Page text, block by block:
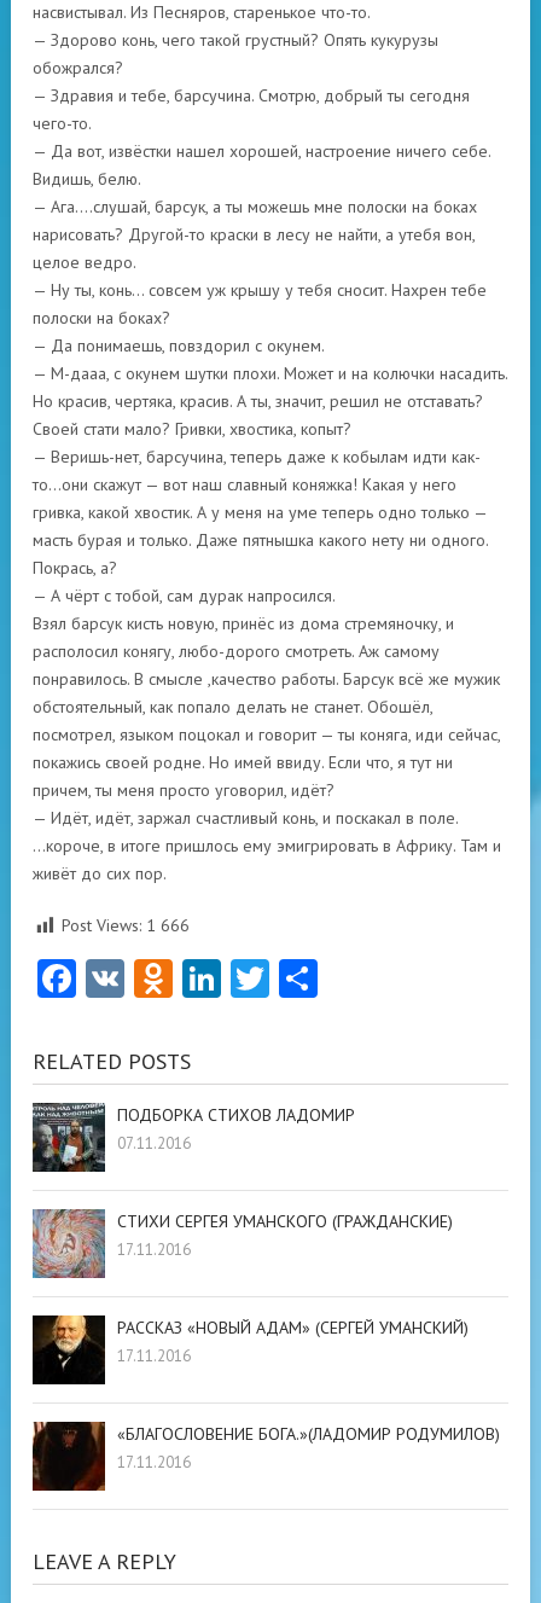
насвистывал. Из Песняров, старенькое что-то.
— Здорово конь, чего такой грустный? Опять кукурузы
обожрался?
— Здравия и тебе, барсучина. Смотрю, добрый ты сегодня
чего-то.
— Да вот, извёстки нашел хорошей, настроение ничего себе.
Видишь, белю.
— Ага….слушай, барсук, а ты можешь мне полоски на боках
нарисовать? Другой-то краски в лесу не найти, а утебя вон,
целое ведро.
— Ну ты, конь… совсем уж крышу у тебя сносит. Нахрен тебе
полоски на боках?
— Да понимаешь, повздорил с окунем.
— М-дааа, с окунем шутки плохи. Может и на колючки насадить.
Но красив, чертяка, красив. А ты, значит, решил не отставать?
Своей стати мало? Гривки, хвостика, копыт?
— Веришь-нет, барсучина, теперь даже к кобылам идти как-
то…они скажут — вот наш славный коняжка! Какая у него
гривка, какой хвостик. А у меня на уме теперь одно только —
масть бурая и только. Даже пятнышка какого нету ни одного.
Покрась, а?
— А чёрт с тобой, сам дурак напросился.
Взял барсук кисть новую, принёс из дома стремяночку, и
располосил конягу, любо-дорого смотреть. Аж самому
понравилось. В смысле ,качество работы. Барсук всё же мужик
обстоятельный, как попало делать не станет. Обошёл,
посмотрел, языком поцокал и говорит — ты коняга, иди сейчас,
покажись своей родне. Но имей ввиду. Если что, я тут ни
причем, ты меня просто уговорил, идёт?
— Идёт, идёт, заржал счастливый конь, и поскакал в поле.
…короче, в итоге пришлось ему эмигрировать в Африку. Там и
живёт до сих пор.
Post Views: 1 666
Facebook
VK Odnoklassniki
LinkedIn
Twitter
RELATED POSTS
ПОДБОРКА СТИХОВ ЛАДОМИР
07.11.2016
СТИХИ СЕРГЕЯ УМАНСКОГО (ГРАЖДАНСКИЕ)
17.11.2016
РАССКАЗ «НОВЫЙ АДАМ» (СЕРГЕЙ УМАНСКИЙ)
17.11.2016
«БЛАГОСЛОВЕНИЕ БОГА.»(ЛАДОМИР РОДУМИЛОВ)
17.11.2016
LEAVE A REPLY